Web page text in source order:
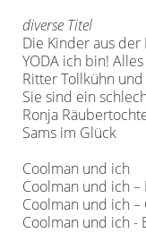
diverse Titel
Die Kinder aus der
YODA ich bin!
Ritter Tollkühn
Sie sind ein
Ronja
Sams im Glück
Coolman und ich
Coolman und ich –
Coolman und ich –
Coolman und ich -